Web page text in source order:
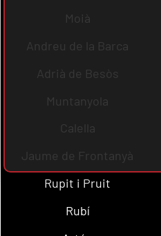
Moià
Andreu de la Barca
Adrià de Besòs
Muntanyola
Calella
Jaume de Frontanyà
Rupit i Pruit
Rubí